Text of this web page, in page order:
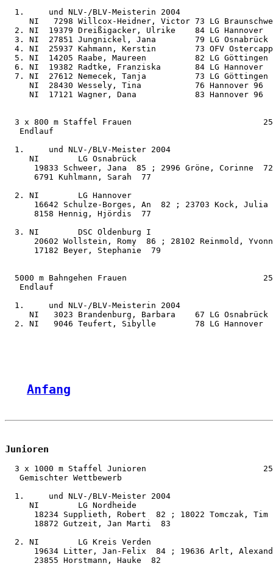
  1.     und NLV-/BLV-Meisterin 2004
NI   7298 Willcox-Heidner, Victor 73 LG
2. NI  19379 Dreißigacker, Ulrike    84 LG Hannover
3. NI  27851 Jungnickel, Jana        79 LG Osnabrück
4. NI  25937 Kahmann, Kerstin        73 OFV
5. NI  14205 Raabe, Maureen          82 LG Göttingen
6. NI  19382 Radtke, Franziska       84 LG Hannover
7. NI  27612 Nemecek, Tanja          73 LG Göttingen
NI  28430 Wessely, Tina           76 Hannover 96
NI  17121 Wagner, Dana            83 Hannover 96
3 x 800 m Staffel Frauen
   Endlauf
  1.     und NLV-/BLV-Meister 2004
NI        LG Osnabrück
      19833 Schweer, Jana  85 ; 2996 Gröne, Corinne  72
      6791 Kuhlmann, Sarah  77
2. NI        LG Hannover
16642 Schulze-Borges, An  82 ; 23703 Kock, Julia
      8158 Hennig, Hjördis  77
3. NI        DSC Oldenburg I
20602 Wollstein, Romy  86 ; 28102 Reinmold,
      17182 Beyer, Stephanie  79
5000 m Bahngehen Frauen
   Endlauf
  1.     und NLV-/BLV-Meisterin 2004
NI   3023 Brandenburg, Barbara    67 LG Osnabrück
2. NI   9046 Teufert, Sibylle        78 LG Hannover
Anfang
Junioren
3 x 1000 m Staffel Junioren
   Gemischter Wettbewerb
  1.     und NLV-/BLV-Meister 2004
NI        LG Nordheide
18234 Supplieth, Robert  82 ; 18022 Tomczak, Tim
      18872 Gutzeit, Jan Marti  83
2. NI        LG Kreis Verden
19634 Litter, Jan-Felix  84 ; 19636 Arlt,
      23855 Horstmann, Hauke  82